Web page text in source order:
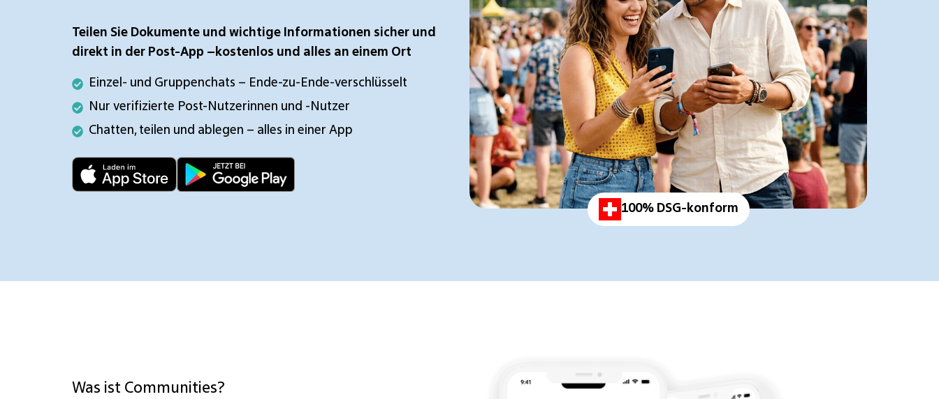
zentral in
App
empfangen
Smartphone
empfangen
App
bezahlen
unterzeichnen
Teilen Sie Dokumente und wichtige Informationen sicher und
direkt in der Post-App –kostenlos und alles an einem Ort
Einzel- und Gruppenchats – Ende-zu-Ende-verschlüsselt
Einzel-
und
Gruppenchats
Ende-
zu-
Nur verifizierte Post-Nutzerinnen und -Nutzer
Nur
verifizierte
Nutzerinnen
und
Chatten, teilen und ablegen – alles in einer App
Chatten,
und
ablegen
100% DSG-konform
Was ist Communities?